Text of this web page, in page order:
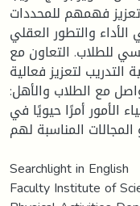
فهمهم للمحددات
والتطور العقلي
للطلاب. التعاون مع
لتعزيز فعالية
مع الطلاب والأهل:
الأمور أمرًا حيويًا في
المناسبة لهم.
Searchlight in English
Faculty Institute of